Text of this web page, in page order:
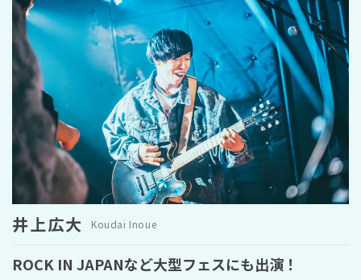
レッスン予約
無料体験のご予約はこちら
レッスン予約はこちら
TEL03-4400-6700
受付時間 10:00~19:00
井上広大 Koudai Inoue
ROCK IN JAPANなど大型フェスにも出演！